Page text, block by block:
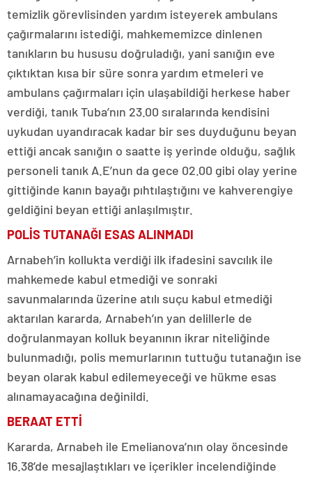
temizlik görevlisinden yardım isteyerek ambulans
çağırmalarını istediği, mahkememizce dinlenen
tanıkların bu hususu doğruladığı, yani sanığın eve
çıktıktan kısa bir süre sonra yardım etmeleri ve
ambulans çağırmaları için ulaşabildiği herkese haber
verdiği, tanık Tuba’nın 23.00 sıralarında kendisini
uykudan uyandıracak kadar bir ses duyduğunu beyan
ettiği ancak sanığın o saatte iş yerinde olduğu, sağlık
personeli tanık A.E’nun da gece 02.00 gibi olay yerine
gittiğinde kanın bayağı pıhtılaştığını ve kahverengiye
geldiğini beyan ettiği anlaşılmıştır.
POLİS TUTANAĞI ESAS ALINMADI
Arnabeh’in kollukta verdiği ilk ifadesini savcılık ile
mahkemede kabul etmediği ve sonraki
savunmalarında üzerine atılı suçu kabul etmediği
aktarılan kararda, Arnabeh’ın yan delillerle de
doğrulanmayan kolluk beyanının ikrar niteliğinde
bulunmadığı, polis memurlarının tuttuğu tutanağın ise
beyan olarak kabul edilemeyeceği ve hükme esas
alınamayacağına değinildi.
BERAAT ETTİ
Kararda, Arnabeh ile Emelianova’nın olay öncesinde
16.38’de mesajlaştıkları ve içerikler incelendiğinde